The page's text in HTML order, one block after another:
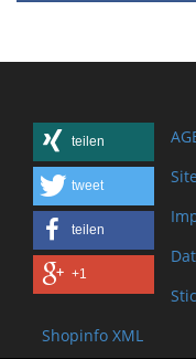
teilen
tweet
teilen
+1
Shopinfo XML